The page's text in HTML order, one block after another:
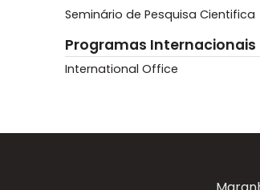
Seminário de Pesquisa Cientifica
Programas Internacionais
International Office